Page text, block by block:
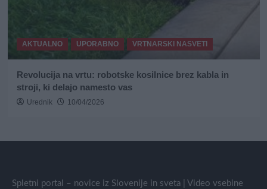
AKTUALNO UPORABNO VRTNARSKI NASVETI
Revolucija na vrtu: robotske kosilnice brez kabla in
stroji, ki delajo namesto vas
Urednik 10/04/2026
Spletni portal – novice iz Slovenije in sveta | Video vsebine